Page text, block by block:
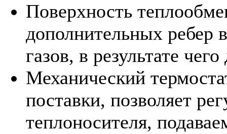
Поверхность
дополнительных ребер
газов, в результате
Механический
поставки, позволяет
теплоносителя,